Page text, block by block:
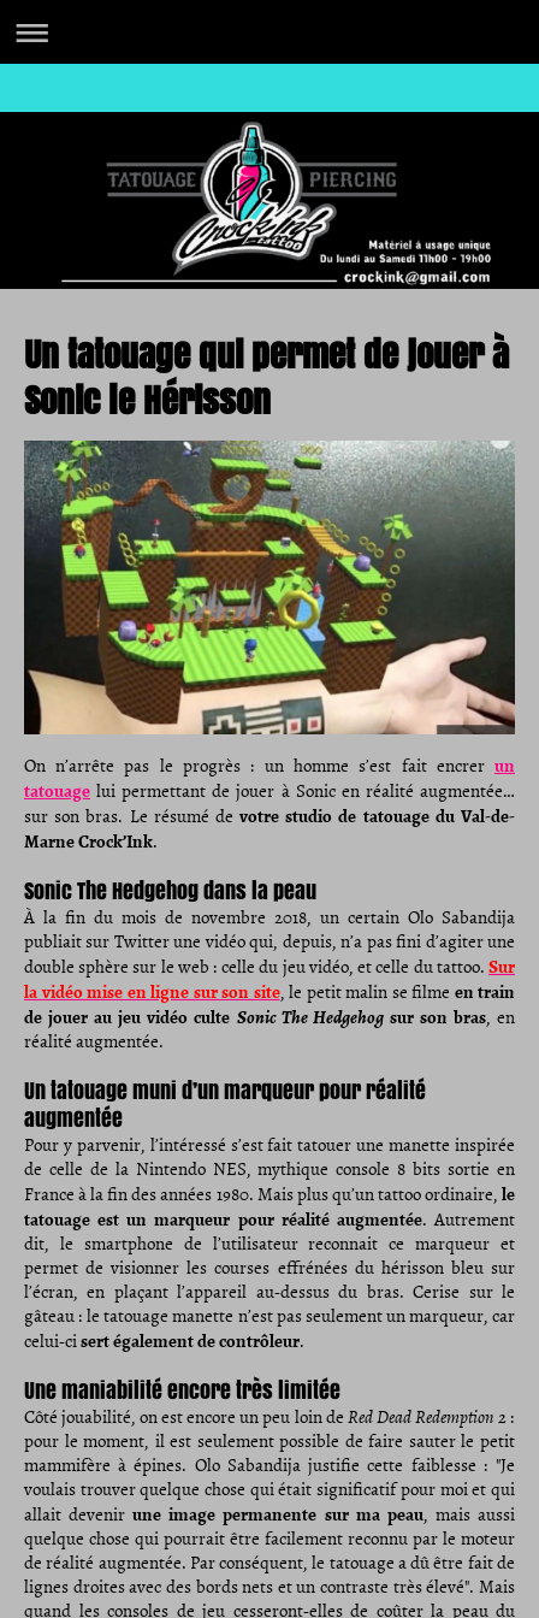
Un tatouage qui permet de jouer à
Sonic le Hérisson
On n’arrête pas le progrès : un homme s’est fait encrer un
tatouage lui permettant de jouer à Sonic en réalité augmentée…
sur son bras. Le résumé devotre studio de tatouage du Val-de-
Marne Crock’Ink.
Sonic The Hedgehog dans la peau
À la fin du mois de novembre 2018, un certain Olo Sabandija
publiait sur Twitter une vidéo qui, depuis, n’a pas fini d’agiter une
double sphère sur le web : celle du jeu vidéo, et celle du tattoo.Sur
la vidéo mise en ligne sur son site, le petit malin se filme en train
de jouer au jeu vidéo culte Sonic The Hedgehogsur son bras, en
réalité augmentée.
Un tatouage muni d’un marqueur pour réalité
augmentée
Pour y parvenir, l’intéressé s’est fait tatouer une manette inspirée
de celle de la Nintendo NES, mythique console 8 bits sortie en
France à la fin des années 1980. Mais plus qu’un tattoo ordinaire,le
tatouage est un marqueur pour réalité augmentée. Autrement
dit, le smartphone de l’utilisateur reconnait ce marqueur et
permet de visionner les courses effrénées du hérisson bleu sur
l’écran, en plaçant l’appareil au-dessus du bras. Cerise sur le
gâteau : le tatouage manette n’est pas seulement un marqueur, car
celui-cisert également de contrôleur.
Une maniabilité encore très limitée
Côté jouabilité, on est encore un peu loin deRed Dead Redemption 2:
pour le moment, il est seulement possible de faire sauter le petit
mammifère à épines. Olo Sabandija justifie cette faiblesse : "Je
voulais trouver quelque chose qui était significatif pour moi et qui
allait devenirune image permanente sur ma peau, mais aussi
quelque chose qui pourrait être facilement reconnu par le moteur
de réalité augmentée. Par conséquent, le tatouage a dû être fait de
lignes droites avec des bords nets et un contraste très élevé". Mais
quand les consoles de jeu cesseront-elles de coûter la peau du